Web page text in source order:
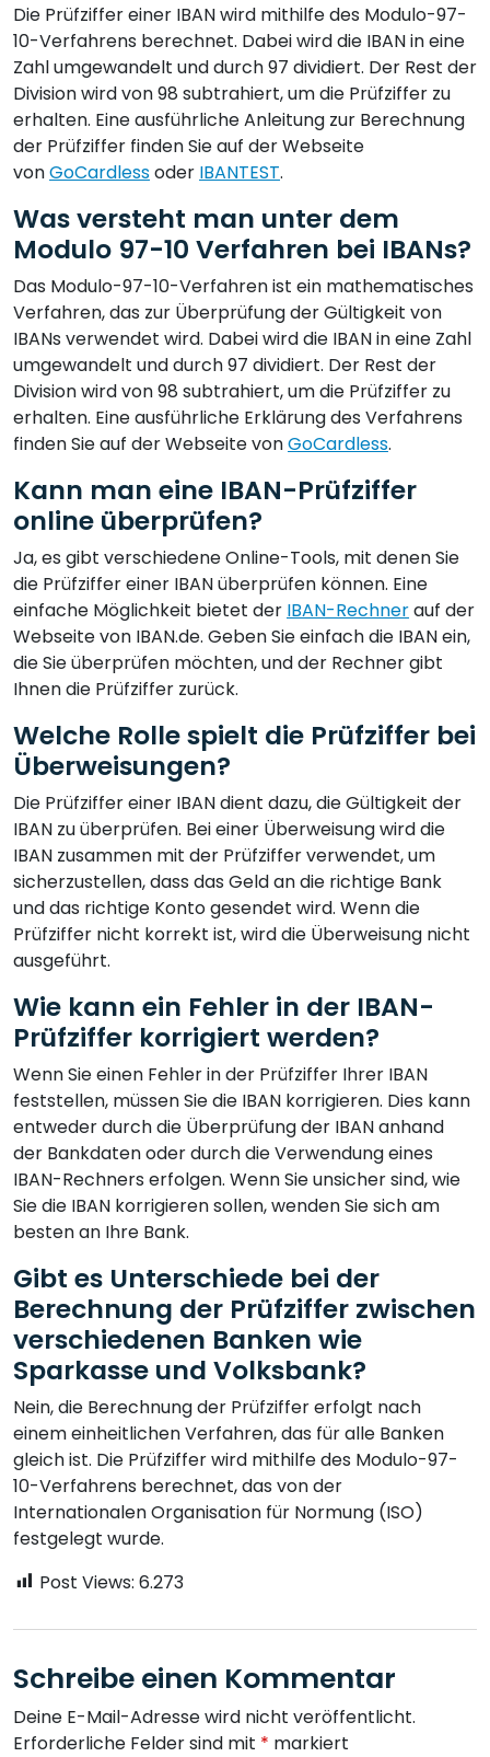
Die Prüfziffer einer IBAN wird mithilfe des Modulo-97-
10-Verfahrens berechnet. Dabei wird die IBAN in eine
Zahl umgewandelt und durch 97 dividiert. Der Rest der
Division wird von 98 subtrahiert, um die Prüfziffer zu
erhalten. Eine ausführliche Anleitung zur Berechnung
der Prüfziffer finden Sie auf der Webseite
vonGoCardlessoder IBANTEST.
Was versteht man unter dem
Modulo 97-10 Verfahren bei IBANs?
Das Modulo-97-10-Verfahren ist ein mathematisches
Verfahren, das zur Überprüfung der Gültigkeit von
IBANs verwendet wird. Dabei wird die IBAN in eine Zahl
umgewandelt und durch 97 dividiert. Der Rest der
Division wird von 98 subtrahiert, um die Prüfziffer zu
erhalten. Eine ausführliche Erklärung des Verfahrens
finden Sie auf der Webseite vonGoCardless.
Kann man eine IBAN-Prüfziffer
online überprüfen?
Ja, es gibt verschiedene Online-Tools, mit denen Sie
die Prüfziffer einer IBAN überprüfen können. Eine
einfache Möglichkeit bietet der IBAN-Rechnerauf der
Webseite von IBAN.de. Geben Sie einfach die IBAN ein,
die Sie überprüfen möchten, und der Rechner gibt
Ihnen die Prüfziffer zurück.
Welche Rolle spielt die Prüfziffer bei
Überweisungen?
Die Prüfziffer einer IBAN dient dazu, die Gültigkeit der
IBAN zu überprüfen. Bei einer Überweisung wird die
IBAN zusammen mit der Prüfziffer verwendet, um
sicherzustellen, dass das Geld an die richtige Bank
und das richtige Konto gesendet wird. Wenn die
Prüfziffer nicht korrekt ist, wird die Überweisung nicht
ausgeführt.
Wie kann ein Fehler in der IBAN-
Prüfziffer korrigiert werden?
Wenn Sie einen Fehler in der Prüfziffer Ihrer IBAN
feststellen, müssen Sie die IBAN korrigieren. Dies kann
entweder durch die Überprüfung der IBAN anhand
der Bankdaten oder durch die Verwendung eines
IBAN-Rechners erfolgen. Wenn Sie unsicher sind, wie
Sie die IBAN korrigieren sollen, wenden Sie sich am
besten an Ihre Bank.
Gibt es Unterschiede bei der
Berechnung der Prüfziffer zwischen
verschiedenen Banken wie
Sparkasse und Volksbank?
Nein, die Berechnung der Prüfziffer erfolgt nach
einem einheitlichen Verfahren, das für alle Banken
gleich ist. Die Prüfziffer wird mithilfe des Modulo-97-
10-Verfahrens berechnet, das von der
Internationalen Organisation für Normung (ISO)
festgelegt wurde.
Post Views: 6.273
Schreibe einen Kommentar
Deine E-Mail-Adresse wird nicht veröffentlicht.
Erforderliche Felder sind mit * markiert